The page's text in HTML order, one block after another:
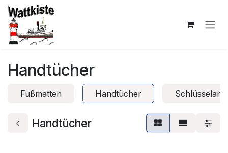
Zum Inhalt springen
Handtücher
Fußmatten Handtücher
Handtücher